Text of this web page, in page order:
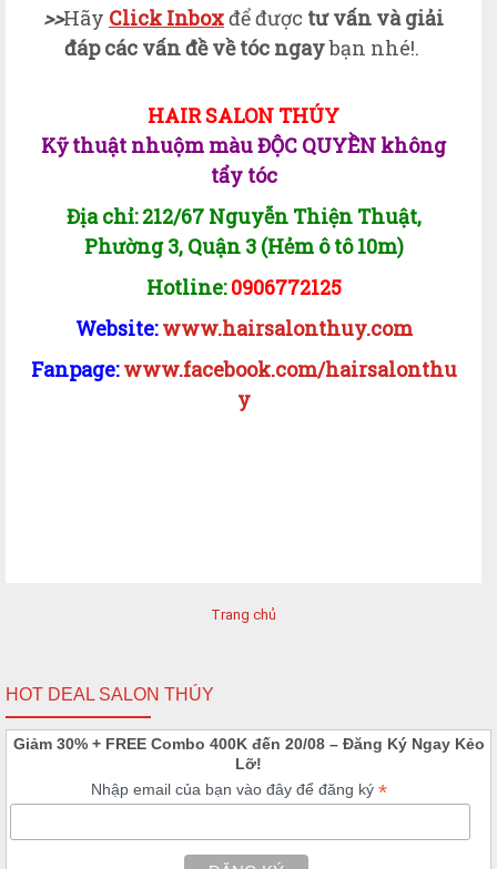
>>Hãy Click Inboxđể được tư vấn và giải
đáp các vấn đề về tóc ngaybạn nhé!.
HAIR SALON THÚY
Kỹ thuật nhuộm màu ĐỘC QUYỀN không
tẩy tóc
Địa chỉ: 212/67 Nguyễn Thiện Thuật,
Phường 3, Quận 3 (Hẻm ô tô 10m)
Hotline:0906772125
Website:www.hairsalonthuy.com
Fanpage:www.facebook.com/hairsalonthu
y
Trang chủ
HOT DEAL SALON THÚY
Giảm 30% + FREE Combo 400K đến 20/08 – Đăng Ký Ngay Kẻo
Lỡ!
Nhập email của bạn vào đây để đăng ký *